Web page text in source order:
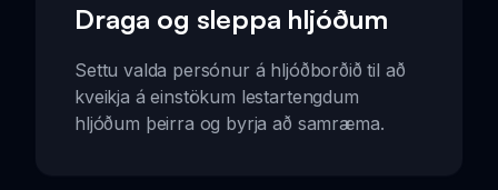
Draga og sleppa hljóðum
Settu valda persónur á hljóðborðið til að
kveikja á einstökum lestartengdum
hljóðum þeirra og byrja að samræma.